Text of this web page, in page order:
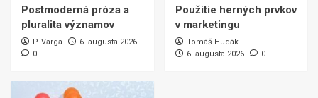
Postmoderná próza a
pluralita významov
P. Varga
6. augusta 2026
0
Použitie herných prvkov
v marketingu
Tomáš Hudák
6. augusta 2026
0